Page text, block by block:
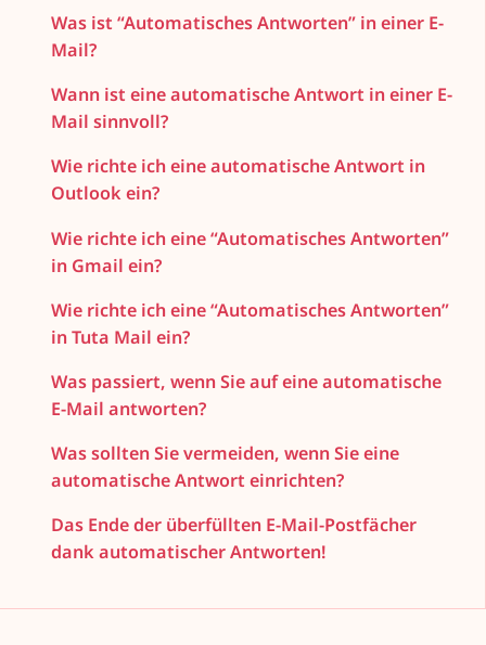
Was ist “Automatisches Antworten” in einer E-
Mail?
Wann ist eine automatische Antwort in einer E-
Mail sinnvoll?
Wie richte ich eine automatische Antwort in
Outlook ein?
Wie richte ich eine “Automatisches Antworten”
in Gmail ein?
Wie richte ich eine “Automatisches Antworten”
in Tuta Mail ein?
Was passiert, wenn Sie auf eine automatische
E-Mail antworten?
Was sollten Sie vermeiden, wenn Sie eine
automatische Antwort einrichten?
Das Ende der überfüllten E-Mail-Postfächer
dank automatischer Antworten!